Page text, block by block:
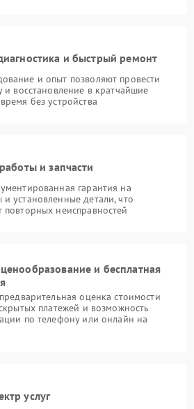
и быстрый ремонт
и опыт позволяют провести
и восстановление в кратчайшие
без устройства
и запчасти
гарантия на
установленные детали, что
неисправностей
и бесплатная
оценка стоимости
платежей и возможность
по телефону или онлайн на
услуг